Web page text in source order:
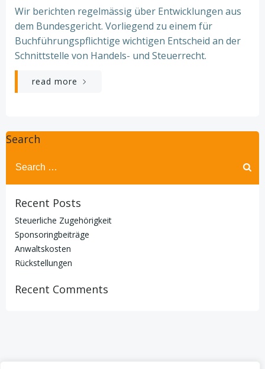
Wir berichten regelmässig über Entwicklungen aus
dem Bundesgericht. Vorliegend zu einem für
Buchführungspflichtige wichtigen Entscheid an der
Schnittstelle von Handels- und Steuerrecht.
read more
Search
for:
Recent Posts
Steuerliche Zugehörigkeit
Sponsoringbeiträge
Anwaltskosten
Rückstellungen
Recent Comments